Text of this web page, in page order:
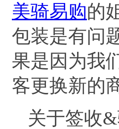
美骑易购的
包装是有问
果是因为我
客更换新的
关于签收